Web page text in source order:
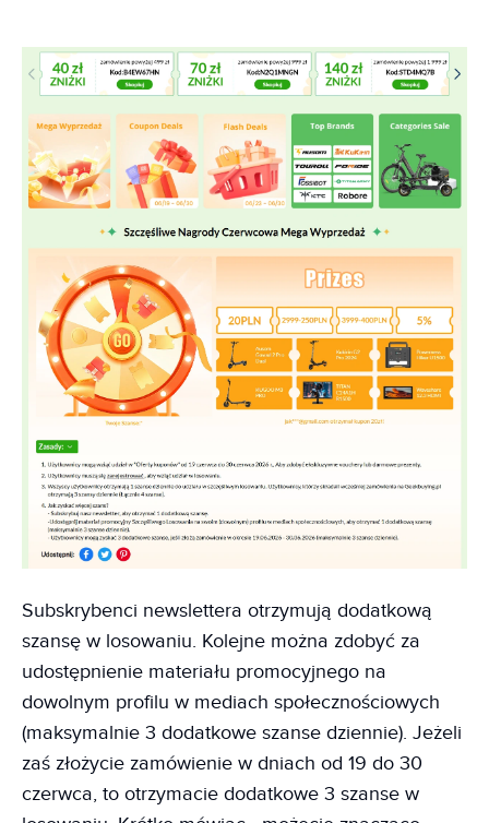
Subskrybenci newslettera otrzymują dodatkową
szansę w losowaniu. Kolejne można zdobyć za
udostępnienie materiału promocyjnego na
dowolnym profilu w mediach społecznościowych
(maksymalnie 3 dodatkowe szanse dziennie). Jeżeli
zaś złożycie zamówienie w dniach od 19 do 30
czerwca, to otrzymacie dodatkowe 3 szanse w